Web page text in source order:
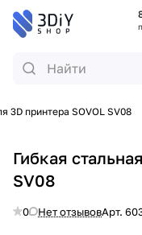
3D принтера SOVOL SV08
Гибкая
SV08
0 Нет отзывовАрт.